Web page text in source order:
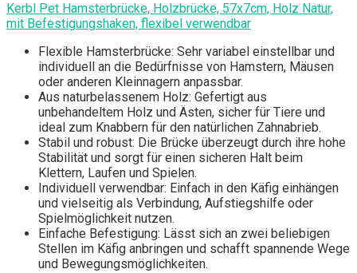
Kerbl Pet Hamsterbrücke, Holzbrücke, 57x7cm, Holz Natur,
mit Befestigungshaken, flexibel verwendbar
Flexible Hamsterbrücke: Sehr variabel einstellbar und
individuell an die Bedürfnisse von Hamstern, Mäusen
oder anderen Kleinnagern anpassbar.
Aus naturbelassenem Holz: Gefertigt aus
unbehandeltem Holz und Ästen, sicher für Tiere und
ideal zum Knabbern für den natürlichen Zahnabrieb.
Stabil und robust: Die Brücke überzeugt durch ihre hohe
Stabilität und sorgt für einen sicheren Halt beim
Klettern, Laufen und Spielen.
Individuell verwendbar: Einfach in den Käfig einhängen
und vielseitig als Verbindung, Aufstiegshilfe oder
Spielmöglichkeit nutzen.
Einfache Befestigung: Lässt sich an zwei beliebigen
Stellen im Käfig anbringen und schafft spannende Wege
und Bewegungsmöglichkeiten.